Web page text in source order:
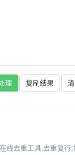
复制结果
线去重工具,去重复行